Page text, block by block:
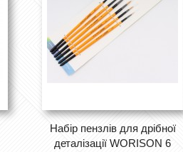
Набір пензлів для дрібної
деталізації WORISON 6